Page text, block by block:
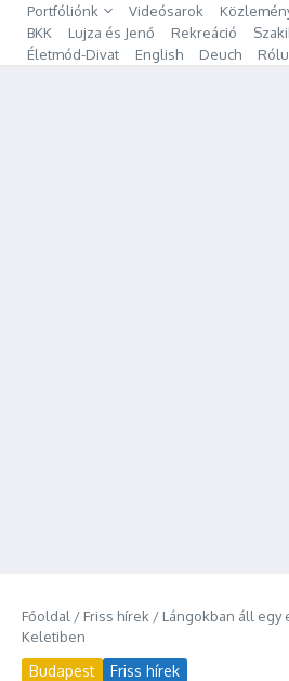
Ugrás a tartalomhoz
Portfóliónk Videósarok
BKK
Lujza és Jenő Rekreáció
Életmód-Divat
English Deuch
Főoldal / Friss hírek / Lángokban áll egy
Keletiben
Budapest Friss hírek